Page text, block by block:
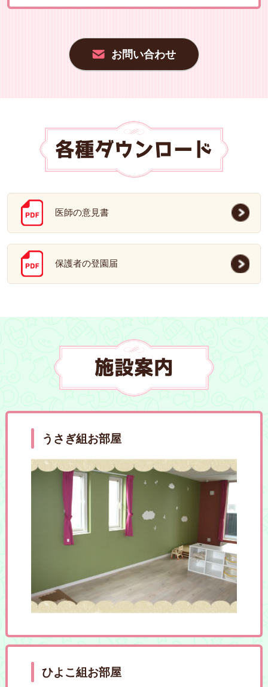
お問い合わせ
各種ダウンロード
医師の意見書
保護者の登園届
施設案内
うさぎ組お部屋
ひよこ組お部屋